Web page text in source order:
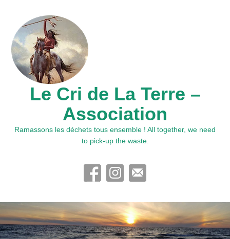
Le Cri de La Terre –
Association
Ramassons les déchets tous ensemble ! All together, we need
to pick-up the waste.